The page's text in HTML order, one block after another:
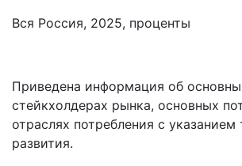
Вся Россия, 2025, проценты
Приведена информация об
стейкхолдерах рынка, основных
отраслях потребления с указанием
развития.